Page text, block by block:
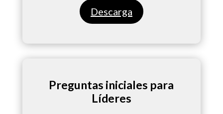
Descarga
Preguntas iniciales para
Líderes